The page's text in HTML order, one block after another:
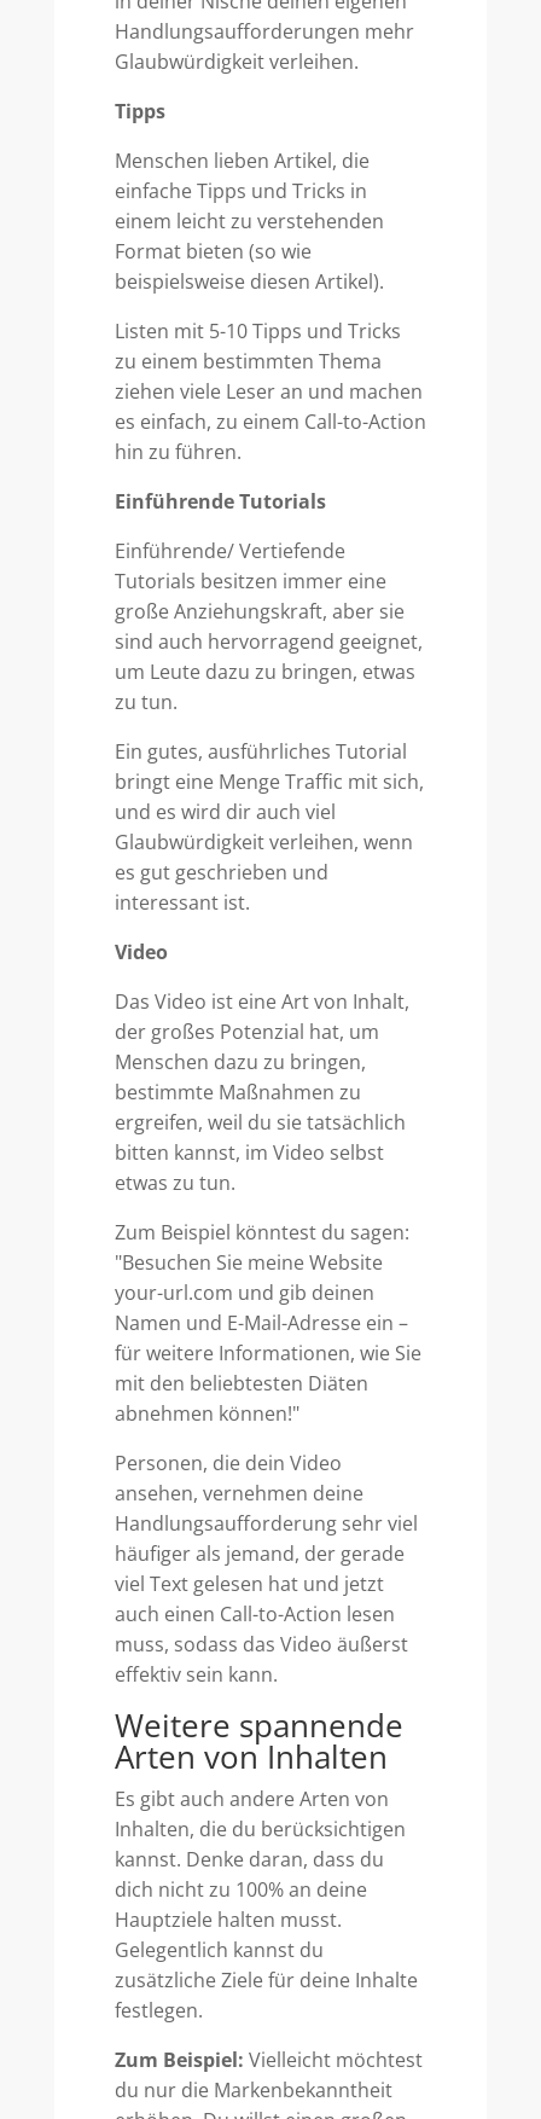
Handlungsaufforderungen mehr
Glaubwürdigkeit verleihen.
Tipps
Menschen lieben Artikel, die
einfache Tipps und Tricks in
einem leicht zu verstehenden
Format bieten (so wie
beispielsweise diesen Artikel).
Listen mit 5-10 Tipps und Tricks
zu einem bestimmten Thema
ziehen viele Leser an und machen
es einfach, zu einem Call-to-Action
hin zu führen.
Einführende Tutorials
Einführende/ Vertiefende
Tutorials besitzen immer eine
große Anziehungskraft, aber sie
sind auch hervorragend geeignet,
um Leute dazu zu bringen, etwas
zu tun.
Ein gutes, ausführliches Tutorial
bringt eine Menge Traffic mit sich,
und es wird dir auch viel
Glaubwürdigkeit verleihen, wenn
es gut geschrieben und
interessant ist.
Video
Das Video ist eine Art von Inhalt,
der großes Potenzial hat, um
Menschen dazu zu bringen,
bestimmte Maßnahmen zu
ergreifen, weil du sie tatsächlich
bitten kannst, im Video selbst
etwas zu tun.
Zum Beispiel könntest du sagen:
"Besuchen Sie meine Website
your-url.com und gib deinen
Namen und E-Mail-Adresse ein –
für weitere Informationen, wie Sie
mit den beliebtesten Diäten
abnehmen können!"
Personen, die dein Video
ansehen, vernehmen deine
Handlungsaufforderung sehr viel
häufiger als jemand, der gerade
viel Text gelesen hat und jetzt
auch einen Call-to-Action lesen
muss, sodass das Video äußerst
effektiv sein kann.
Weitere spannende
Arten von Inhalten
Es gibt auch andere Arten von
Inhalten, die du berücksichtigen
kannst. Denke daran, dass du
dich nicht zu 100% an deine
Hauptziele halten musst.
Gelegentlich kannst du
zusätzliche Ziele für deine Inhalte
festlegen.
Zum Beispiel: Vielleicht möchtest
du nur die Markenbekanntheit